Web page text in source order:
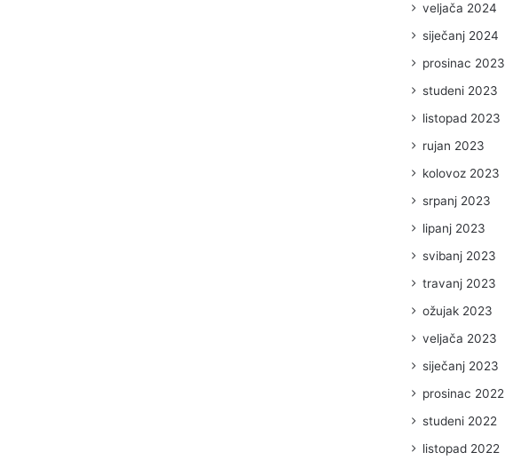
veljača 2024
siječanj 2024
prosinac 2023
studeni 2023
listopad 2023
rujan 2023
kolovoz 2023
srpanj 2023
lipanj 2023
svibanj 2023
travanj 2023
ožujak 2023
veljača 2023
siječanj 2023
prosinac 2022
studeni 2022
listopad 2022